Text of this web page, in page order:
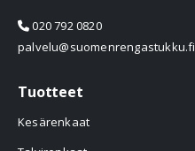
020 792 0820
palvelu@suomenrengastukku.fi
Tuotteet
Kesärenkaat